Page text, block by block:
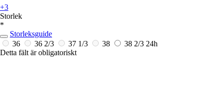
+3
Storlek
*
Storleksguide
36
36 2/3 37 1/3 38 38 2/3 24h
Detta fält är obligatoriskt